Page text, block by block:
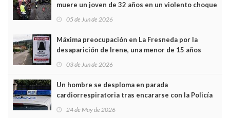
muere un joven de 32 años en un violento choque
frontal
05 de Jun de 2026
Máxima preocupación en La Fresneda por la
desaparición de Irene, una menor de 15 años
03 de Jun de 2026
Un hombre se desploma en parada
cardiorrespiratoria tras encararse con la Policía
Local en Luanco
24 de May de 2026